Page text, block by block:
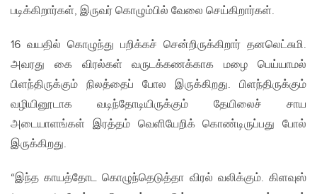
படிக்கிறார்கள், இருவர் கொழும்பில் வேலை செய்கிறார்கள்.
16 வயதில் கொழுந்து பறிக்கச் சென்றிருக்கிறார் தனலெட்சுமி.
அவரது கை விரல்கள் வருடக்கணக்காக மழை பெய்யாமல்
பிளந்திருக்கும் நிலத்தைப் போல இருக்கிறது. பிளந்திருக்கும்
வழியினூடாக வடிந்தோடியிருக்கும் தேயிலைச் சாய
அடையாளங்கள் இரத்தம் வெளியேறிக் கொண்டிருப்பது போல்
இருக்கிறது.
“இந்த காயத்தோட கொழுந்தெடுத்தா விரல் வலிக்கும். கிளவுஸ்